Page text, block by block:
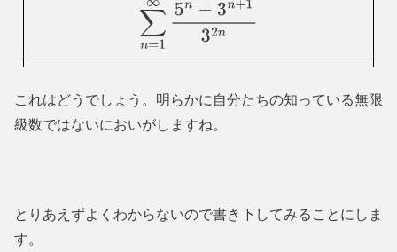
∑n = 1∞5n−3n+13
これはどうでしょう。明らかに自分たちの知っている無限
級数ではないにおいがしますね。
とりあえずよくわからないので書き下してみることにしま
す。